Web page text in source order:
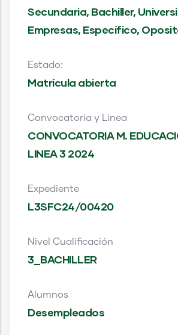
Secundaria, Bachiller,
Empresas, Específico,
Estado:
Matrícula abierta
Convocatoria y Linea
CONVOCATORIA M.
LINEA 3 2024
Expediente
L3SFC24/00420
Nivel Cualificación
3_BACHILLER
Alumnos
Desempleados